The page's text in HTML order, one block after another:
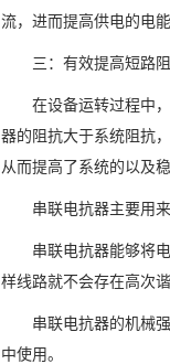
流，进而提高供电的电能
三：有效提高短路阻
在设备运转过程中，
器的阻抗大于系统阻抗
从而提高了系统的以及稳
串联电抗器主要用来
串联电抗器能够将电
样线路就不会存在高次
串联电抗器的机械强
中使用。